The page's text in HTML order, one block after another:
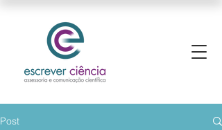
Post